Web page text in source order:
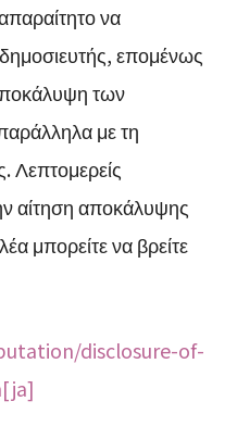
να
επομένως
των
με τη
Λεπτομερείς
αίτηση αποκάλυψης
μπορείτε να βρείτε
disclosure-of-